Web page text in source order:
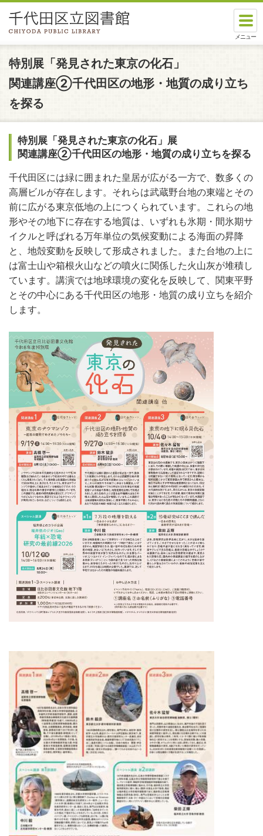
特別展「発見された東京の化石」
関連講座②千代田区の地形・地質の成り立ち
を探る
特別展「発見された東京の化石」展
関連講座②千代田区の地形・地質の成り立ちを探る
千代田区には緑に囲まれた皇居が広がる一方で、数多くの
高層ビルが存在します。それらは武蔵野台地の東端とその
前に広がる東京低地の上につくられています。これらの地
形やその地下に存在する地質は、いずれも氷期・間氷期サ
イクルと呼ばれる万年単位の気候変動による海面の昇降
と、地殻変動を反映して形成されました。また台地の上に
は富士山や箱根火山などの噴火に関係した火山灰が堆積し
ています。講演では地球環境の変化を反映して、関東平野
とその中心にある千代田区の地形・地質の成り立ちを紹介
します。